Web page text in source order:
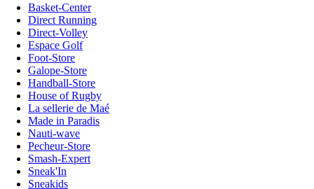
Basket-Center
Direct Running
Direct-Volley
Espace Golf
Foot-Store
Galope-Store
Handball-Store
House of Rugby
La sellerie de Maé
Made in Paradis
Nauti-wave
Pecheur-Store
Smash-Expert
Sneak'In
Sneakids